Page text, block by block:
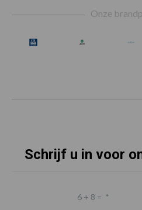
Onze
Schrijf u in voor
6 + 8 = *